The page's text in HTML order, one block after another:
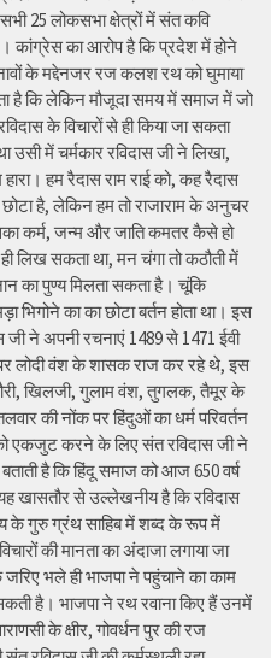
25 लोकसभा क्षेत्रों में संत कवि
कांग्रेस का आरोप है कि प्रदेश में होने
के मद्देनजर रज कलश रथ को घुमाया
है कि लेकिन मौजूदा समय में समाज में जो
के विचारों से ही किया जा सकता
उसी में चर्मकार रविदास जी ने लिखा,
हम रैदास राम राई को, कह रैदास
छोटा है, लेकिन हम तो राजाराम के अनुचर
कर्म, जन्म और जाति कमतर कैसे हो
लिख सकता था, मन चंगा तो कठौती में
का पुण्य मिलता सकता है। चूंकि
भिगोने का का छोटा बर्तन होता था। इस
जी ने अपनी रचनाएं 1489 से 1471 ईवी
लोदी वंश के शासक राज कर रहे थे, इस
खिलजी, गुलाम वंश, तुगलक, तैमूर के
की नोंक पर हिंदुओं का धर्म परिवर्तन
एकजुट करने के लिए संत रविदास जी ने
है कि हिंदू समाज को आज 650 वर्ष
खासतौर से उल्लेखनीय है कि रविदास
के गुरु ग्रंथ साहिब में शब्द के रूप में
की मानता का अंदाजा लगाया जा
भले ही भाजपा ने पहुंचाने का काम
है। भाजपा ने रथ रवाना किए हैं उनमें
के क्षीर, गोवर्धन पुर की रज